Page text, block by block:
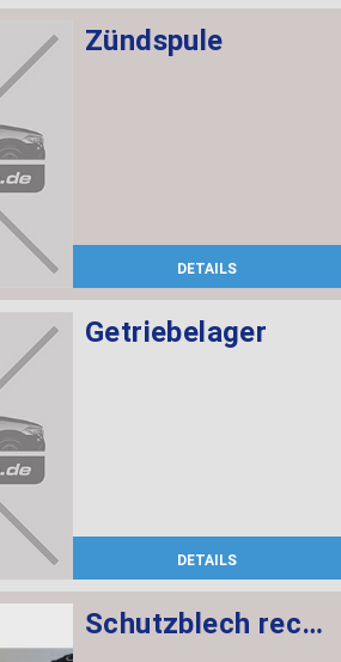
Zündspule
DETAILS
Getriebelager
DETAILS
Schutzblech rechts